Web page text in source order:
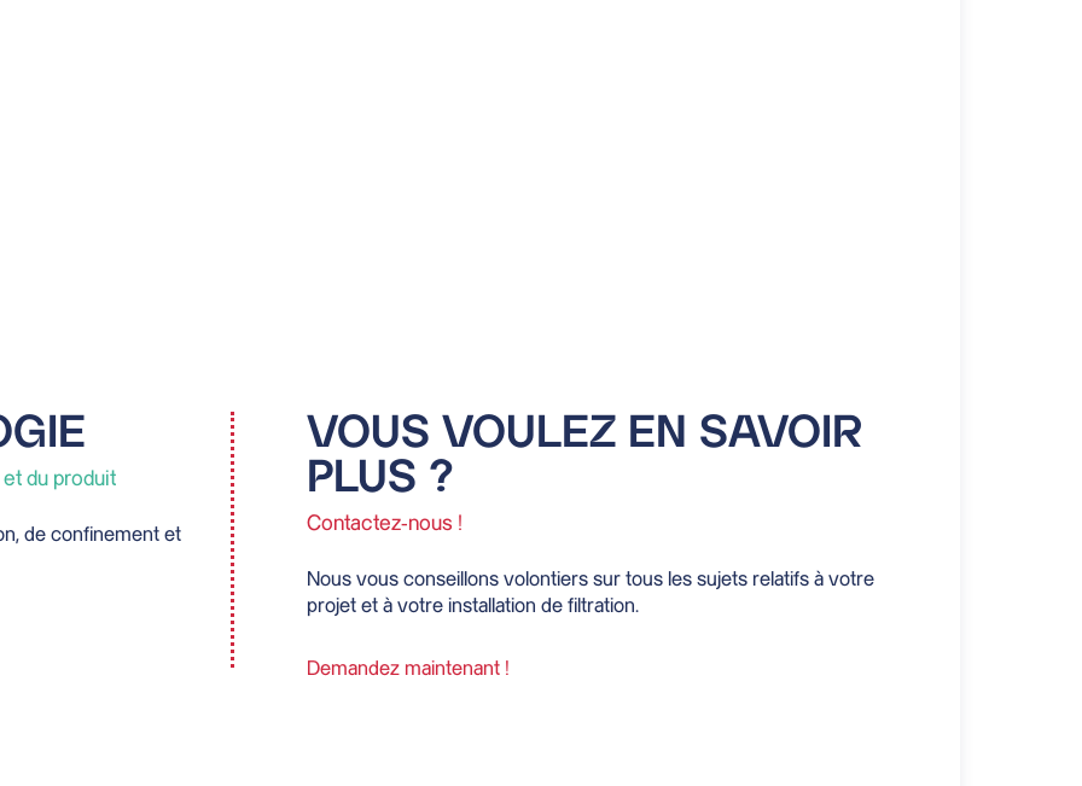
du produit
de confinement et
VOUS VOULEZ EN SAVOIR
PLUS ?
Contactez-nous !
Nous vous conseillons volontiers sur tous les sujets relatifs à votre
projet et à votre installation de filtration.
Demandez maintenant !